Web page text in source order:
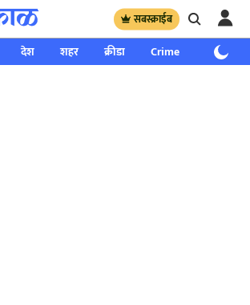
सबस्क्राईब
देश शहर क्रीडा Crime साप्ताहिक